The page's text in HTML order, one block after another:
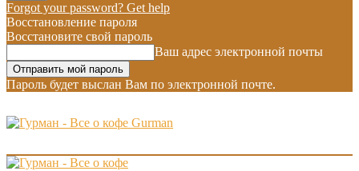
Forgot your password? Get help
Восстановление пароля
Восстановите свой пароль
Ваш адрес электронной почты
Пароль будет выслан Вам по электронной почте.
Gurman